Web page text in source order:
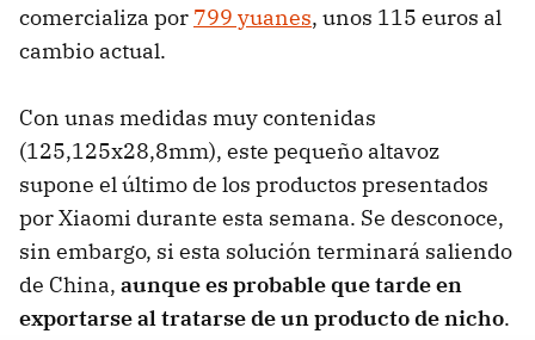
comercializa por 799 yuanes, unos 115 euros al
cambio actual.
Con unas medidas muy contenidas
(125,125x28,8mm), este pequeño altavoz
supone el último de los productos presentados
por Xiaomi durante esta semana. Se desconoce,
sin embargo, si esta solución terminará saliendo
de China, aunque es probable que tarde en
exportarse al tratarse de un producto de nicho.